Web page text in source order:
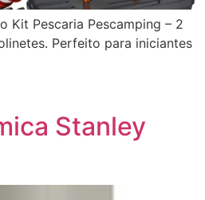
Kit Pescaria Pescamping – 2
Perfeito para iniciantes
Stanley